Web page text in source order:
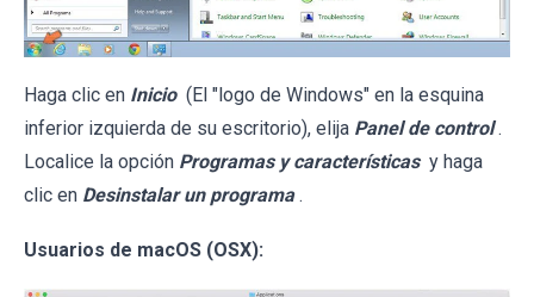
Haga clic en Inicio (El "logo de Windows" en la esquina
inferior izquierda de su escritorio), elija Panel de control .
Localice la opción Programas y características y haga
clic en Desinstalar un programa .
Usuarios de macOS (OSX):